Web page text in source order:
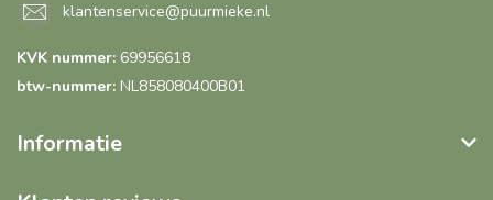
klantenservice@puurmieke.nl
KVK nummer: 69956618
btw-nummer: NL858080400B01
Informatie